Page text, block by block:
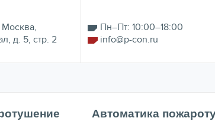
Москва,
д. 5, стр. 2
Пн–Пт: 10:00–18:00
info@p-con.ru
Автоматика